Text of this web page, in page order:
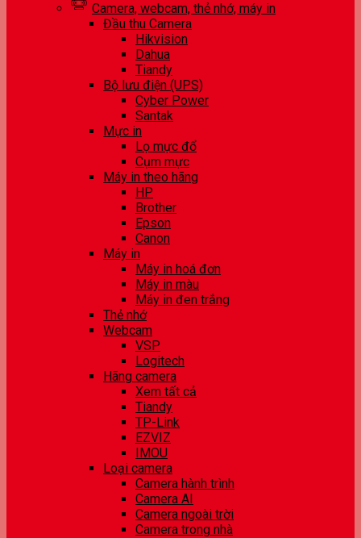
Camera, webcam, thẻ nhớ, máy in
Đầu thu Camera
Hikvision
Dahua
Tiandy
Bộ lưu điện (UPS)
Cyber Power
Santak
Mực in
Lọ mực đổ
Cụm mực
Máy in theo hãng
HP
Brother
Epson
Canon
Máy in
Máy in hoá đơn
Máy in màu
Máy in đen trắng
Thẻ nhớ
Webcam
VSP
Logitech
Hãng camera
Xem tất cả
Tiandy
TP-Link
EZVIZ
IMOU
Loại camera
Camera hành trình
Camera AI
Camera ngoài trời
Camera trong nhà